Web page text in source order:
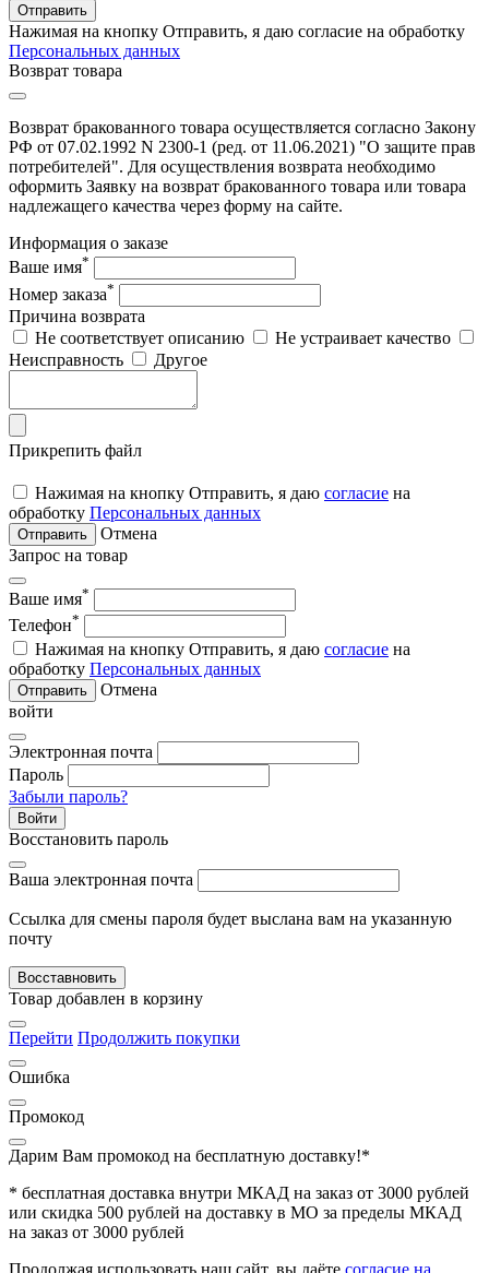
Отправить
Нажимая на кнопку Отправить, я даю согласие на обработку
Персональных данных
Возврат товара
Возврат бракованного товара осуществляется согласно Закону
РФ от 07.02.1992 N 2300-1 (ред. от 11.06.2021) "О защите прав
потребителей". Для осуществления возврата необходимо
оформить Заявку на возврат бракованного товара или товара
надлежащего качества через форму на сайте.
Информация о заказе
Ваше имя*
Номер заказа*
Причина возврата
Не соответствует описанию
Не устраивает качество
Неисправность
Другое
Прикрепить файл
Нажимая на кнопку Отправить, я даю согласие на
обработку Персональных данных
Отправить
Отмена
Запрос на товар
Ваше имя*
Телефон*
Нажимая на кнопку Отправить, я даю согласие на
обработку Персональных данных
Отправить
Отмена
войти
Электронная почта
Пароль
Забыли пароль?
Войти
Восстановить пароль
Ваша электронная почта
Ссылка для смены пароля будет выслана вам на указанную
почту
Восставновить
Товар добавлен в корзину
Перейти Продолжить покупки
Ошибка
Промокод
Дарим Вам промокод на бесплатную доставку!*
* бесплатная доставка внутри МКАД на заказ от 3000 рублей
или скидка 500 рублей на доставку в МО за пределы МКАД
на заказ от 3000 рублей